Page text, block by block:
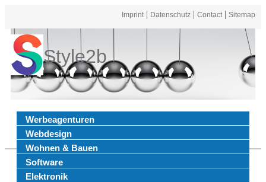
Imprint Datenschutz Contact Sitemap
Style2b
Werbeagenturen
Webdesign
Wohnen & Bauen
Software
Elektronik